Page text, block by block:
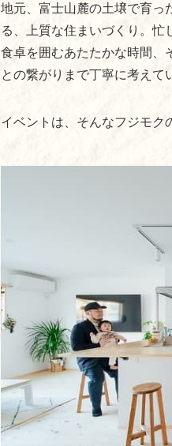
地元、富士山麓の土壌で育っ
る、上質な住まいづくり。忙
食卓を囲むあたたかな時間、
との繋がりまで丁寧に考えて
イベントは、そんなフジモク